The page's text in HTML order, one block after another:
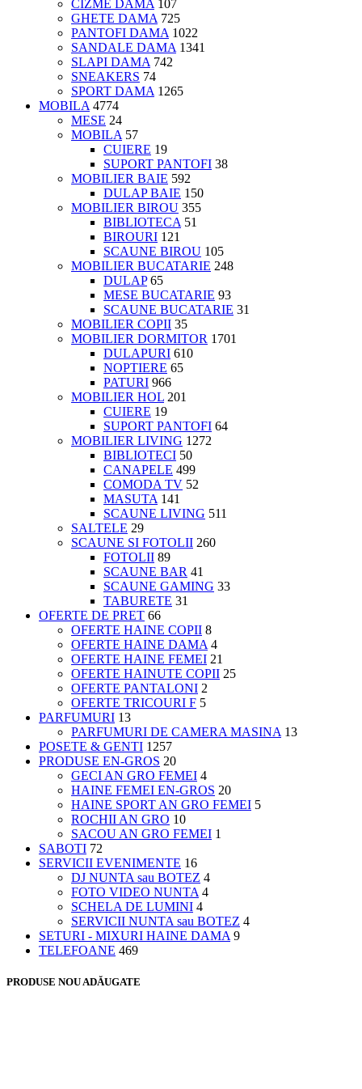
CIZME DAMA 107
GHETE DAMA 725
PANTOFI DAMA 1022
SANDALE DAMA 1341
SLAPI DAMA 742
SNEAKERS 74
SPORT DAMA 1265
MOBILA 4774
MESE 24
MOBILA 57
CUIERE 19
SUPORT PANTOFI 38
MOBILIER BAIE 592
DULAP BAIE 150
MOBILIER BIROU 355
BIBLIOTECA 51
BIROURI 121
SCAUNE BIROU 105
MOBILIER BUCATARIE 248
DULAP 65
MESE BUCATARIE 93
SCAUNE BUCATARIE 31
MOBILIER COPII 35
MOBILIER DORMITOR 1701
DULAPURI 610
NOPTIERE 65
PATURI 966
MOBILIER HOL 201
CUIERE 19
SUPORT PANTOFI 64
MOBILIER LIVING 1272
BIBLIOTECI 50
CANAPELE 499
COMODA TV 52
MASUTA 141
SCAUNE LIVING 511
SALTELE 29
SCAUNE SI FOTOLII 260
FOTOLII 89
SCAUNE BAR 41
SCAUNE GAMING 33
TABURETE 31
OFERTE DE PRET 66
OFERTE HAINE COPII 8
OFERTE HAINE DAMA 4
OFERTE HAINE FEMEI 21
OFERTE HAINUTE COPII 25
OFERTE PANTALONI 2
OFERTE TRICOURI F 5
PARFUMURI 13
PARFUMURI DE CAMERA MASINA 13
POSETE & GENTI 1257
PRODUSE EN-GROS 20
GECI AN GRO FEMEI 4
HAINE FEMEI EN-GROS 20
HAINE SPORT AN GRO FEMEI 5
ROCHII AN GRO 10
SACOU AN GRO FEMEI 1
SABOTI 72
SERVICII EVENIMENTE 16
DJ NUNTA sau BOTEZ 4
FOTO VIDEO NUNTA 4
SCHELA DE LUMINI 4
SERVICII NUNTA sau BOTEZ 4
SETURI - MIXURI HAINE DAMA 9
TELEFOANE 469
PRODUSE NOU ADĂUGATE